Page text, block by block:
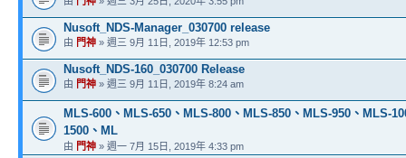
Nusoft_NDS-Manager_030700 release
由 門神 » 週三 9月 11日, 2019年 12:53 pm
Nusoft_NDS-160_030700 Release
由 門神 » 週三 9月 11日, 2019年 8:24 am
MLS-600、MLS-650、MLS-800、MLS-850、MLS-950、MLS-
1500、ML
由 門神 » 週一 7月 15日, 2019年 4:33 pm